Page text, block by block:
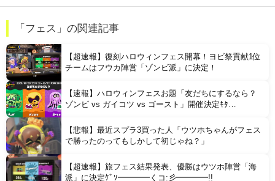
住宅営業マン「あっ、遅れてしまってすみませ～ん(笑)」 客「…今日、契約日ですよね？」→こうなるｗｗｗ
Powered by livedoor 相互RSS
「フェス」の関連記事
【超速報】復刻ハロウィンフェス開幕！ヨビ祭貢献1位
チームはフウカ陣営「ゾンビ派」に決定！
【速報】ハロウィンフェスお題「友だちにするなら？
ゾンビ vs ガイコツ vs ゴースト」開催決定ｷﾀ
【悲報】最近スプラ3買った人「ウツホちゃんがフェス
で勝ったのってもしかして初じゃね？」
【超速報】旅フェス結果発表、優勝はウツホ陣営「海
派」に決定ｹﾞｿ━━━━くコ:彡━━━━!!